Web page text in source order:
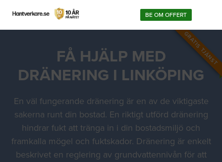
BE OM OFFERT
GRATIS TJÄNST
FÅ HJÄLP MED
DRÄNERING I LINKÖPING
En väl fungerande dränering är en av de viktigaste
sakerna runt din bostad. En riktigt utförd dränering
hindrar fukt att tränga in i din bostadsmiljö och
framkalla mögel och fuktskador. Dränering är enkelt
beskrivet en reglering av grundvattennivån för att